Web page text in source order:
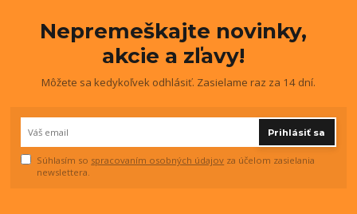
Nepremeškajte novinky,
akcie a zľavy!
Môžete sa kedykoľvek odhlásiť. Zasielame raz za 14 dní.
Prihlásiť sa
Súhlasím so spracovaním osobných údajov za účelom zasielania
newslettera.